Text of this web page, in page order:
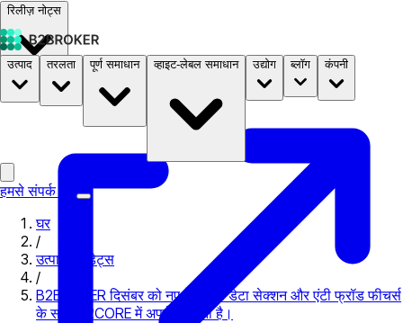
रिलीज़ नोट्स
दस्तावेज़ मूल्य निर्धारणB2STORE
उत्पाद तरलता पूर्ण समाधान व्हाइट-लेबल समाधान उद्योग ब्लॉग कंपनी
हमसे संपर्क करें
घर
/
उत्पाद अपडेट्स
/
B2BROKER दिसंबर को नए केवाईसी डेटा सेक्शन और एंटी फ्रॉड फीचर्स
के साथ B2CORE में अपडेट करता है।